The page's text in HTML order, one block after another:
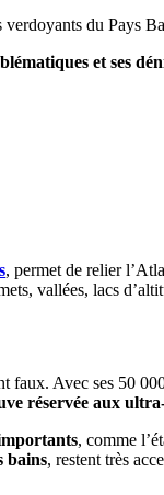
du Pays
et ses
, permet de relier
vallées, lacs
Avec ses 50
réservée aux
, comme
bains, restent très